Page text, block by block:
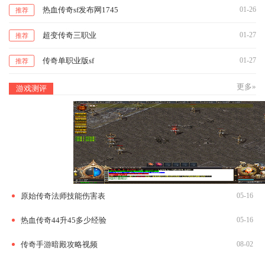
推荐 热血传奇sf发布网1745 01-26
推荐 超变传奇三职业 01-27
推荐 传奇单职业版sf 01-27
游戏测评 更多»
原始传奇法师技能伤害表 05-16
热血传奇44升45多少经验 05-16
传奇手游暗殿攻略视频 08-02